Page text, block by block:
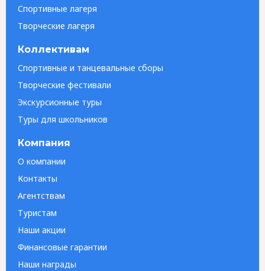
Спортивные лагеря
Творческие лагеря
Коллективам
Спортивные и танцевальные сборы
Творческие фестивали
Экскурсионные туры
Туры для школьников
Компания
О компании
Контакты
Агентствам
Туристам
Наши акции
Финансовые гарантии
Наши награды